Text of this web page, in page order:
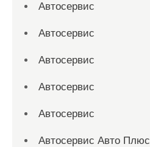
Автосервис
Автосервис
Автосервис
Автосервис
Автосервис
Автосервис Авто Плюс